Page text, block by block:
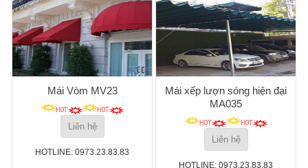
Mái Vòm MV23
Liên hệ
HOTLINE: 0973.23.83.83
Mái xếp lượn sóng hiện đại
MA035
Liên hệ
HOTLINE: 0973.23.83.83